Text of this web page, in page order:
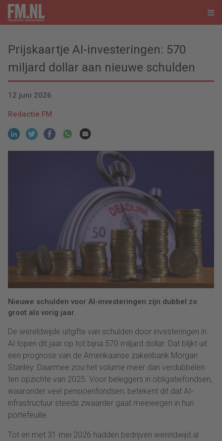
Prijskaartje AI-investeringen: 570
miljard dollar aan nieuwe schulden
12 juni 2026
Redactie FM
Nieuwe schulden voor AI-investeringen zijn dubbel zo
groot als vorig jaar.
De wereldwijde uitgifte van schulden door investeringen in
AI lopen dit jaar op tot bijna 570 miljard dollar. Dat blijkt uit
een prognose van de Amerikaanse zakenbank Morgan
Stanley. Daarmee zou het volume meer dan verdubbelen
ten opzichte van 2025. Voor beleggers in obligatiefondsen,
waaronder veel pensioenfondsen, betekent dit dat AI-
infrastructuur steeds zwaarder gaat meewegen in hun
portefeuille.
Tot en met 31 mei 2026 hadden bedrijven wereldwijd al